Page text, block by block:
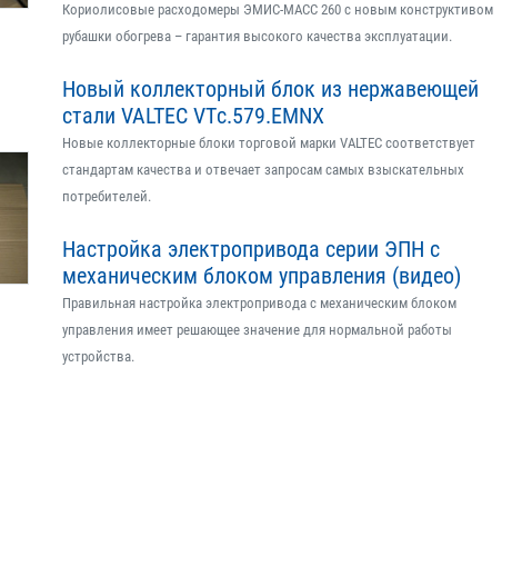
Кориолисовые расходомеры ЭМИС-МАСС 260 с новым конструктивом
рубашки обогрева – гарантия высокого качества эксплуатации.
Новый коллекторный блок из нержавеющей
стали VALTEC VTс.579.EMNX
Новые коллекторные блоки торговой марки VALTEC соответствует
стандартам качества и отвечает запросам самых взыскательных
потребителей.
Настройка электропривода серии ЭПН с
механическим блоком управления (видео)
Правильная настройка электропривода с механическим блоком
управления имеет решающее значение для нормальной работы
устройства.